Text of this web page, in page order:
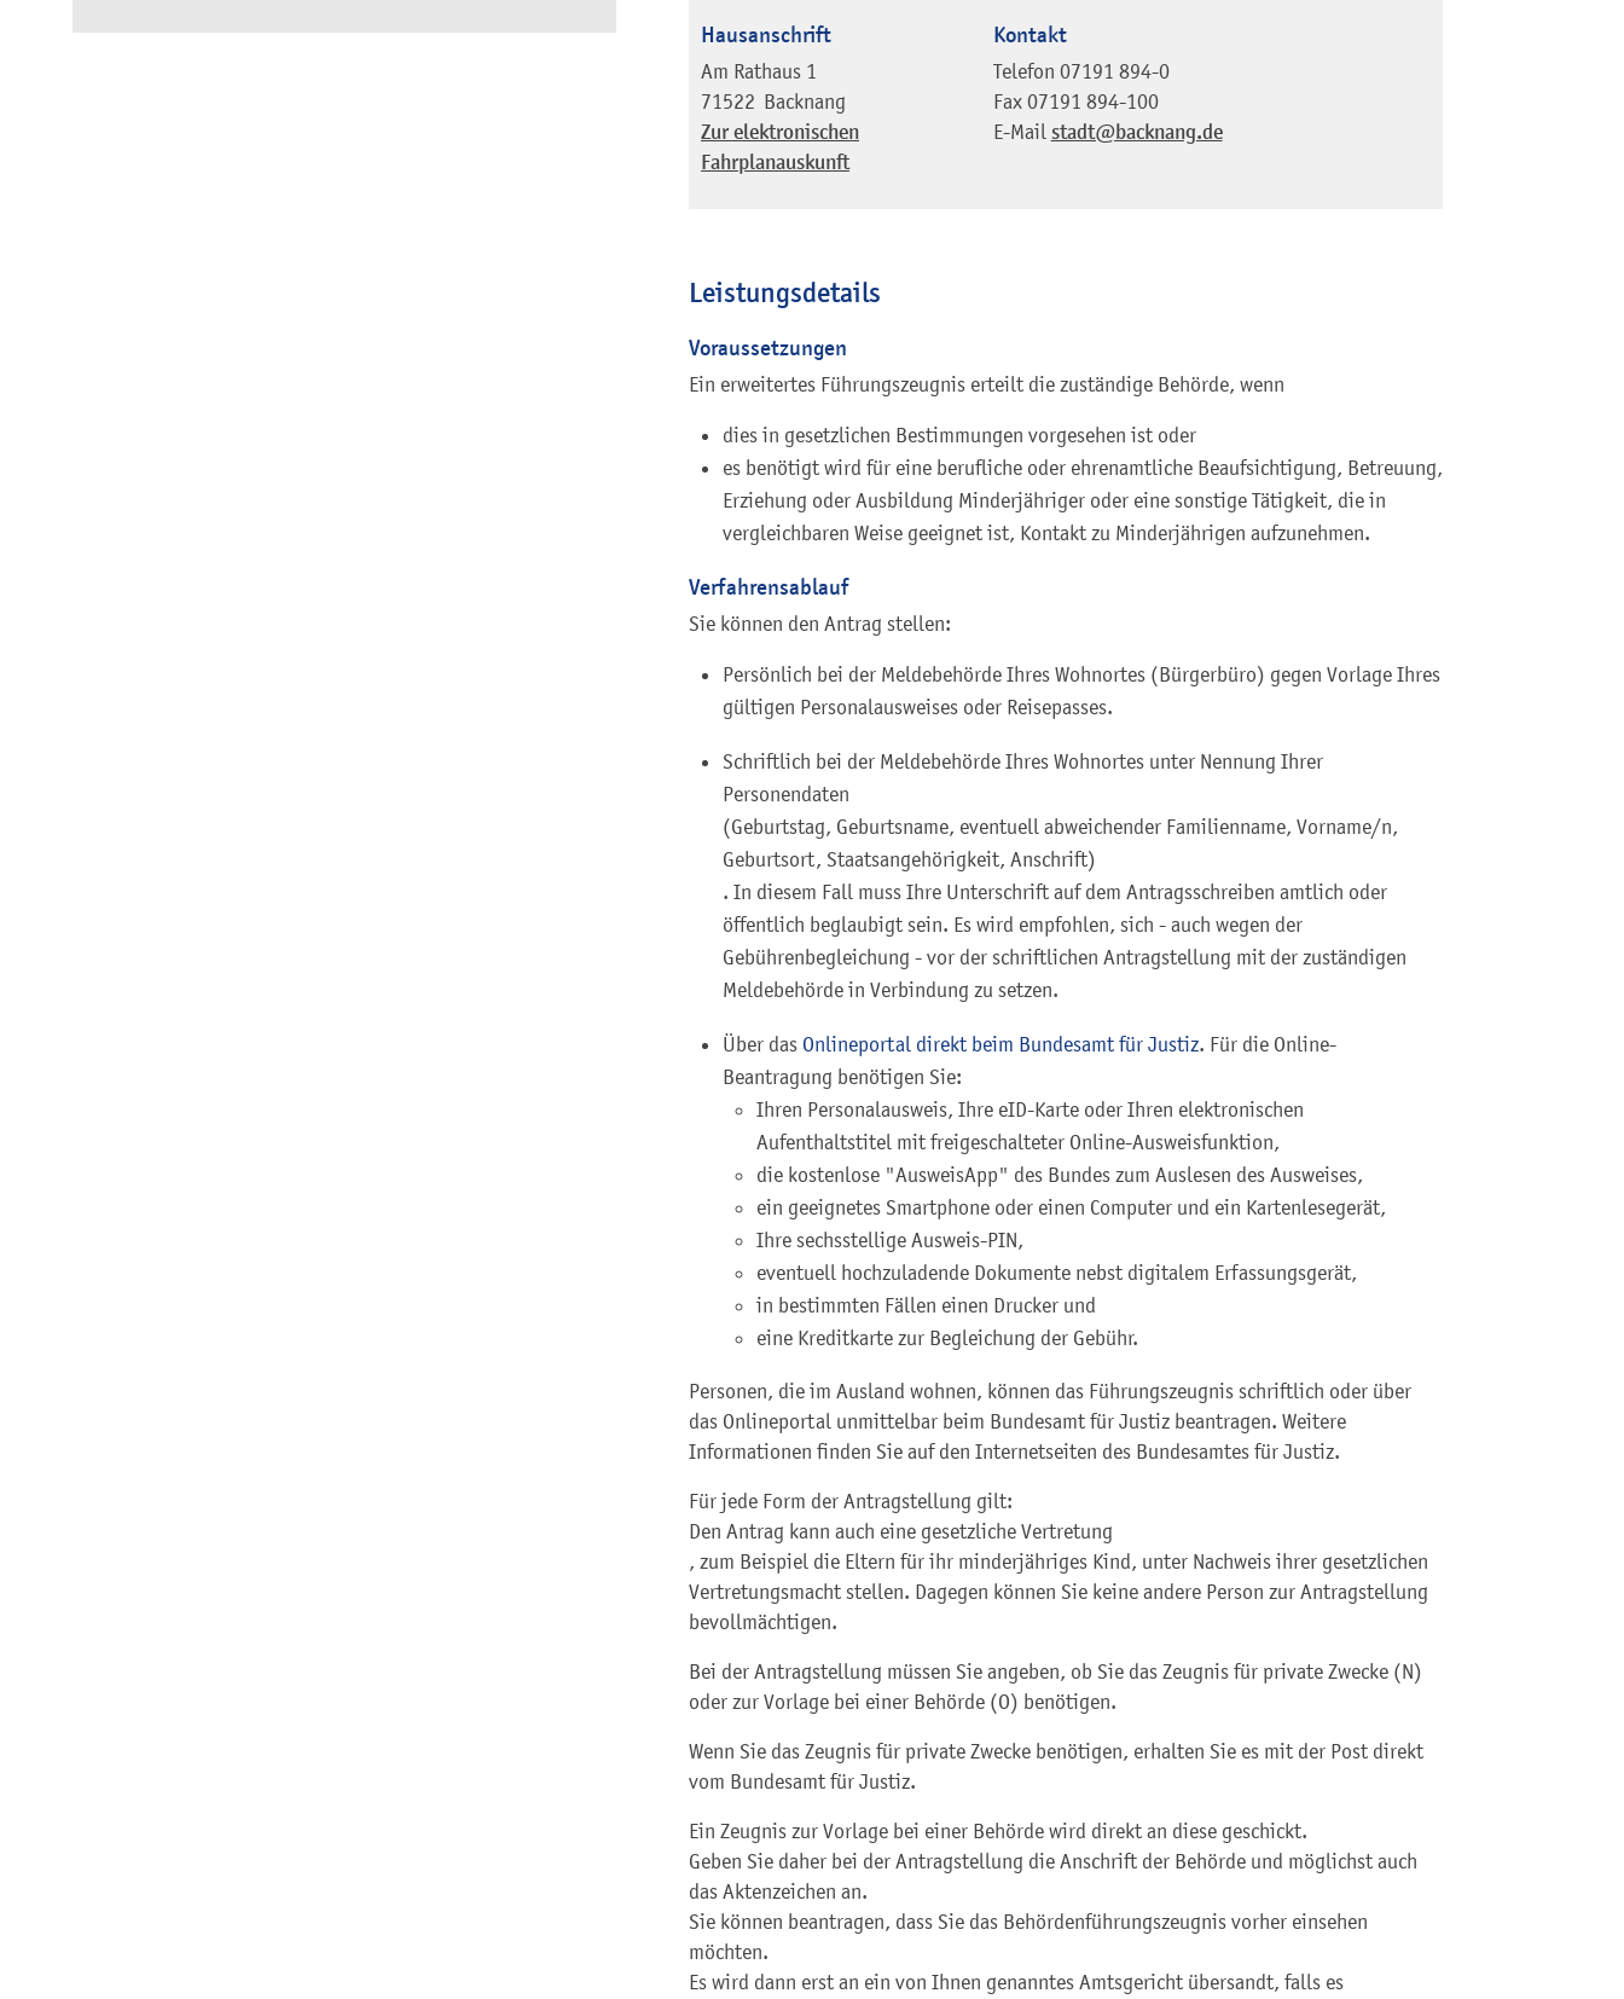
Hausanschrift
Am Rathaus 1
71522 Backnang
Zur elektronischen
Fahrplanauskunft
Kontakt
Telefon 07191 894-0
Fax 07191 894-100
E-Mail stadt@backnang.de
Leistungsdetails
Voraussetzungen
Ein erweitertes Führungszeugnis erteilt die zuständige Behörde, wenn
dies in gesetzlichen Bestimmungen vorgesehen ist oder
es benötigt wird für eine berufliche oder ehrenamtliche Beaufsichtigung, Betreuung,
Erziehung oder Ausbildung Minderjähriger oder eine sonstige Tätigkeit, die in
vergleichbaren Weise geeignet ist, Kontakt zu Minderjährigen aufzunehmen.
Verfahrensablauf
Sie können den Antrag stellen:
Persönlich bei der Meldebehörde Ihres Wohnortes (Bürgerbüro) gegen Vorlage Ihres
gültigen Personalausweises oder Reisepasses.
Schriftlich bei der Meldebehörde Ihres Wohnortes unter Nennung Ihrer
Personendaten
(Geburtstag, Geburtsname, eventuell abweichender Familienname, Vorname/n,
Geburtsort, Staatsangehörigkeit, Anschrift)
. In diesem Fall muss Ihre Unterschrift auf dem Antragsschreiben amtlich oder
öffentlich beglaubigt sein. Es wird empfohlen, sich - auch wegen der
Gebührenbegleichung - vor der schriftlichen Antragstellung mit der zuständigen
Meldebehörde in Verbindung zu setzen.
Über das Onlineportal direkt beim Bundesamt für Justiz. Für die Online-
Beantragung benötigen Sie:
Ihren Personalausweis, Ihre eID-Karte oder Ihren elektronischen
Aufenthaltstitel mit freigeschalteter Online-Ausweisfunktion,
die kostenlose "AusweisApp" des Bundes zum Auslesen des Ausweises,
ein geeignetes Smartphone oder einen Computer und ein Kartenlesegerät,
Ihre sechsstellige Ausweis-PIN,
eventuell hochzuladende Dokumente nebst digitalem Erfassungsgerät,
in bestimmten Fällen einen Drucker und
eine Kreditkarte zur Begleichung der Gebühr.
Personen, die im Ausland wohnen, können das Führungszeugnis schriftlich oder über
das Onlineportal unmittelbar beim Bundesamt für Justiz beantragen. Weitere
Informationen finden Sie auf den Internetseiten des Bundesamtes für Justiz.
Für jede Form der Antragstellung gilt:
Den Antrag kann auch eine gesetzliche Vertretung
, zum Beispiel die Eltern für ihr minderjähriges Kind, unter Nachweis ihrer gesetzlichen
Vertretungsmacht stellen. Dagegen können Sie keine andere Person zur Antragstellung
bevollmächtigen.
Bei der Antragstellung müssen Sie angeben, ob Sie das Zeugnis für private Zwecke (N)
oder zur Vorlage bei einer Behörde (O) benötigen.
Wenn Sie das Zeugnis für private Zwecke benötigen, erhalten Sie es mit der Post direkt
vom Bundesamt für Justiz.
Ein Zeugnis zur Vorlage bei einer Behörde wird direkt an diese geschickt.
Geben Sie daher bei der Antragstellung die Anschrift der Behörde und möglichst auch
das Aktenzeichen an.
Sie können beantragen, dass Sie das Behördenführungszeugnis vorher einsehen
möchten.
Es wird dann erst an ein von Ihnen genanntes Amtsgericht übersandt, falls es